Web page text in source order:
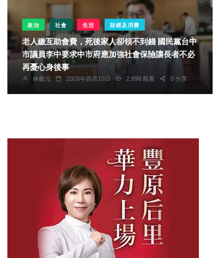
政治 社會 生活 財經及消費
老人繳互助會費，死後家人卻領不到錢 國民黨台中
市議員李中要求中市府應加強社會保險讓長者不必
再憂心身後事
林獻元 2026年四月10日 2,898 觀看 0 分享